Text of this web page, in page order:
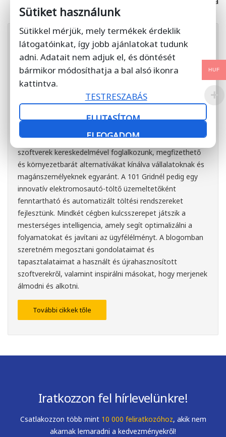
Hartung Ariel
https://lnk.bio/ariel.hartungMint a SoftDirect és a 101
innovatív megoldások iránt. A SoftDirectnél használt
szoftverek kereskedelmével foglalkozunk, megfizethető
és környezetbarát alternatívákat kínálva vállalatoknak és
magánszemélyeknek egyaránt. A 101 Gridnél pedig egy
innovatív elektromosautó-töltő üzemeltetőként
fenntartható és automatizált töltési rendszereket
fejlesztünk. Mindkét cégben kulcsszerepet játszik a
mesterséges intelligencia, amely segít optimalizálni a
folyamatokat és javítani az ügyfélélményt. A blogomban
szeretném megosztani gondolataimat és
tapasztalataimat a használt és újrahasznosított
szoftverekről, valamint inspirálni másokat, hogy merjenek
álmodni és alkotni.
További cikkek tőle
Iratkozzon fel hírlevelünkre!
Csatlakozzon több mint 10 000 feliratkozóhoz, akik nem
akarnak lemaradni a kedvezményekről!
HUF
Sütiket használunk
Sütikkel mérjük, mely termékek érdeklik
látogatóinkat, így jobb ajánlatokat tudunk
adni. Adatait nem adjuk el, és döntését
bármikor módosíthatja a bal alsó ikonra
kattintva.
TESTRESZABÁS
ELUTASÍTOM
ELFOGADOM